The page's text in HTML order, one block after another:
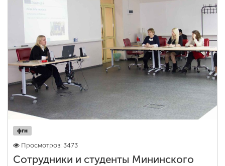
фгн
Просмотров: 3473
Сотрудники и студенты Мининского